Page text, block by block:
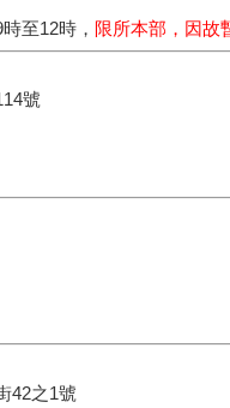
至12時， 限所本部，因故
號
42之1號